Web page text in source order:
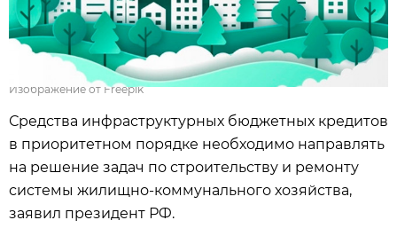
Изображение от Freepik
Средства инфраструктурных бюджетных кредитов
в приоритетном порядке необходимо направлять
на решение задач по строительству и ремонту
системы жилищно-коммунального хозяйства,
заявил президент РФ.